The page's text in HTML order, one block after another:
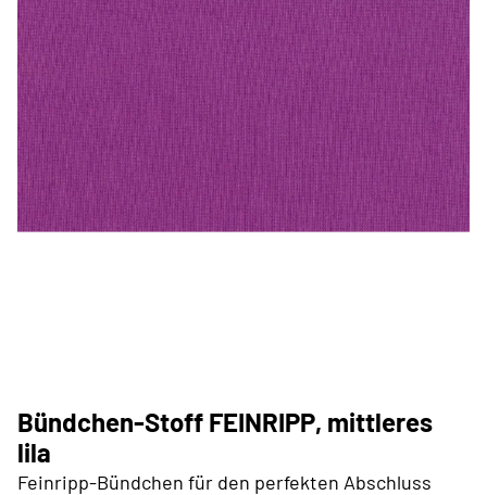
Bündchen-Stoff FEINRIPP, mittleres
lila
Feinripp-Bündchen für den perfekten Abschluss